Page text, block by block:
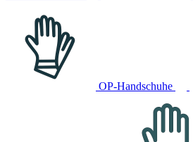
OP-Handschuhe